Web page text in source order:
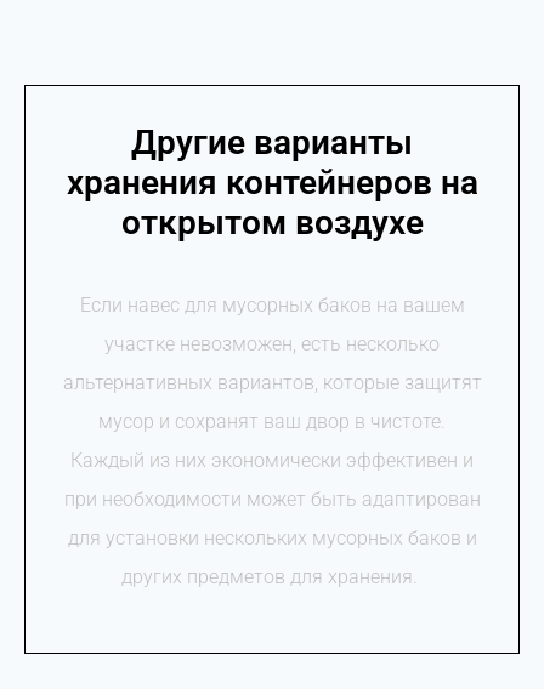
Другие варианты
хранения контейнеров на
открытом воздухе
Если навес для мусорных баков на вашем
участке невозможен, есть несколько
альтернативных вариантов, которые защитят
мусор и сохранят ваш двор в чистоте.
Каждый из них экономически эффективен и
при необходимости может быть адаптирован
для установки нескольких мусорных баков и
других предметов для хранения.